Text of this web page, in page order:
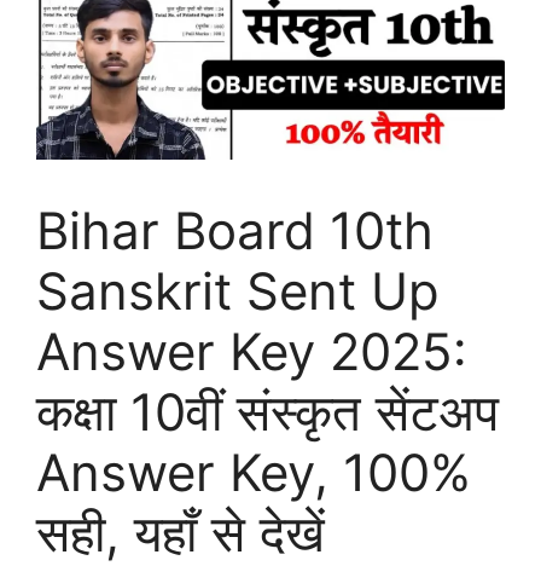
Bihar Board 10th
Sanskrit Sent Up
Answer Key 2025:
कक्षा 10वीं संस्कृत सेंटअप
Answer Key, 100%
सही, यहाँ से देखें